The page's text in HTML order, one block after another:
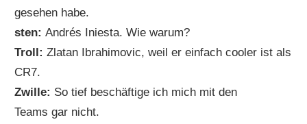
gesehen habe.
sten:Andrés Iniesta. Wie warum?
Troll:Zlatan Ibrahimovic, weil er einfach cooler ist als
CR7.
Zwille: So tief beschäftige ich mich mit den
Teams gar nicht.